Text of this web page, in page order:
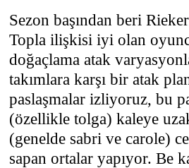
Sezon başından beri
Topla ilişkisi iyi olan
doğaçlama atak
takımlara karşı bir atak
paslaşmalar izliyoruz, bu
(özellikle tolga) kaleye
(genelde sabri ve carole)
sapan ortalar yapıyor. Be